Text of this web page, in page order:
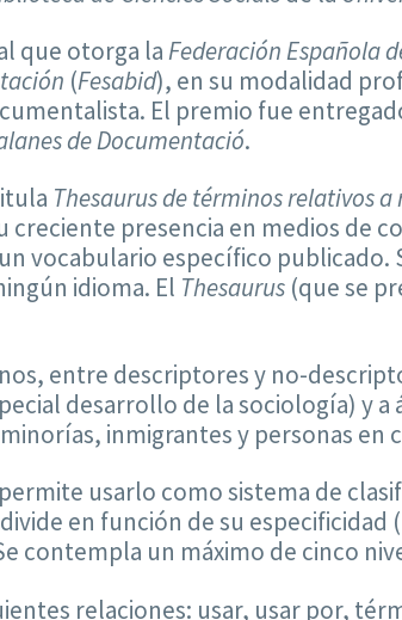
que otorga laFederación Española
(Fesabid), en su modalidad
El premio fue
de Documentació.
Thesaurus de términos relativos
creciente presencia en medios de
vocabulario específico publicado.
idioma. El Thesaurus(que se
entre descriptores y no-
desarrollo de la sociología) y
inmigrantes y personas en
usarlo como sistema de
en función de su especificidad
contempla un máximo de cinco
relaciones: usar, usar por,